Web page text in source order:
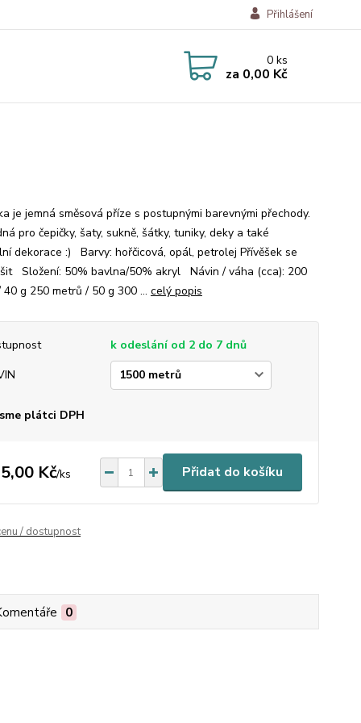
Přihlášení
0ks
za 0,00 Kč
je jemná směsová příze s postupnými barevnými přechody.
pro čepičky, šaty, sukně, šátky, tuniky, deky a také
dekorace :) Barvy: hořčicová, opál, petrolej Přívěšek se
Složení: 50% bavlna/50% akryl Návin / váha (cca): 200
40 g 250 metrů / 50 g 300 ... celý popis
k odeslání od 2 do 7 dnů
plátci DPH
Kč/ks Přidat do košíku
/ dostupnost
0